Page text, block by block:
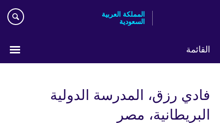
المملكة العربية
السعودية
القائمة
فادي رزق، المدرسة الدولية
البريطانية، مصر